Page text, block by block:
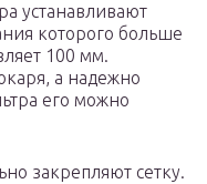
устанавливают
которого больше
100 мм.
а надежно
его можно
закрепляют сетку.